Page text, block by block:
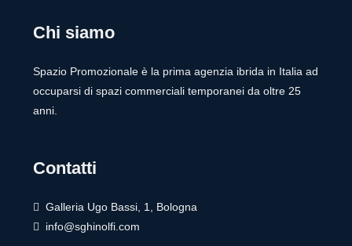
Chi siamo
Spazio Promozionale è la prima agenzia ibrida in Italia ad
occuparsi di spazi commerciali temporanei da oltre 25
anni.
Contatti
Galleria Ugo Bassi, 1, Bologna
info@sghinolfi.com